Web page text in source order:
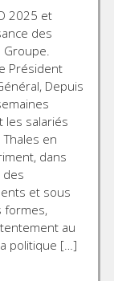
2025 et
des
Président
Depuis
les salariés
en
dans
des
et sous
formes,
au
politique […]